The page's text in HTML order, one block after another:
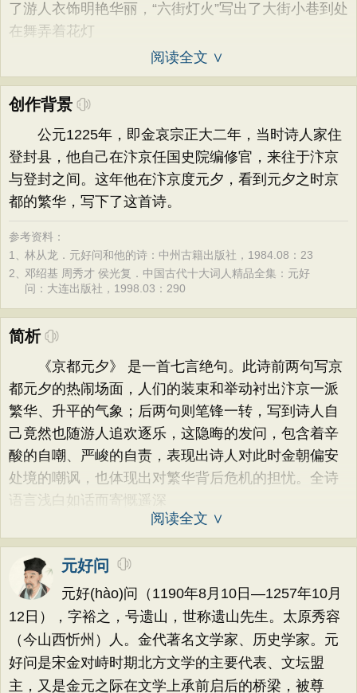
了游人衣饰明艳华丽，“六街灯火”写出了大街小巷到处
在舞弄着花灯
阅读全文 ∨
创作背景
公元1225年，即金哀宗正大二年，当时诗人家住
登封县，他自己在汴京任国史院编修官，来往于汴京
与登封之间。这年他在汴京度元夕，看到元夕之时京
都的繁华，写下了这首诗。
参考资料：
1、林从龙．元好问和他的诗：中州古籍出版社，1984.08：23
2、邓绍基 周秀才 侯光复．中国古代十大词人精品全集：元好
问：大连出版社，1998.03：290
简析
《京都元夕》 是一首七言绝句。此诗前两句写京
都元夕的热闹场面，人们的装束和举动衬出汴京一派
繁华、升平的气象；后两句则笔锋一转，写到诗人自
己竟然也随游人追欢逐乐，这隐晦的发问，包含着辛
酸的自嘲、严峻的自责，表现出诗人对此时金朝偏安
处境的嘲讽，也体现出对繁华背后危机的担忧。全诗
语言浅白如话而寄慨遥深
阅读全文 ∨
元好问
元好(hào)问（1190年8月10日—1257年10月
12日），字裕之，号遗山，世称遗山先生。太原秀容
（今山西忻州）人。金代著名文学家、历史学家。元
好问是宋金对峙时期北方文学的主要代表、文坛盟
主，又是金元之际在文学上承前启后的桥梁，被尊